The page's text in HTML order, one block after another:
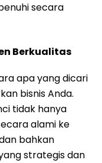
secara
Berkualitas
apa yang dicari
bisnis Anda.
tidak hanya
alami ke
bahkan
strategis dan